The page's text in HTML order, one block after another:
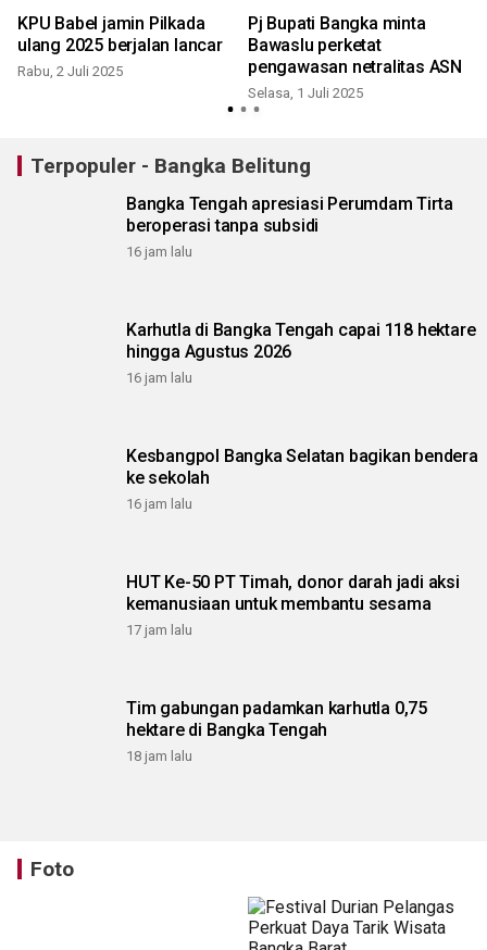
KPU Babel jamin Pilkada
ulang 2025 berjalan lancar
Rabu, 2 Juli 2025
Pj Bupati Bangka minta
Bawaslu perketat
pengawasan netralitas ASN
Selasa, 1 Juli 2025
Terpopuler - Bangka Belitung
Bangka Tengah apresiasi Perumdam Tirta
beroperasi tanpa subsidi
16 jam lalu
Karhutla di Bangka Tengah capai 118 hektare
hingga Agustus 2026
16 jam lalu
Kesbangpol Bangka Selatan bagikan bendera
ke sekolah
16 jam lalu
HUT Ke-50 PT Timah, donor darah jadi aksi
kemanusiaan untuk membantu sesama
17 jam lalu
Tim gabungan padamkan karhutla 0,75
hektare di Bangka Tengah
18 jam lalu
Foto